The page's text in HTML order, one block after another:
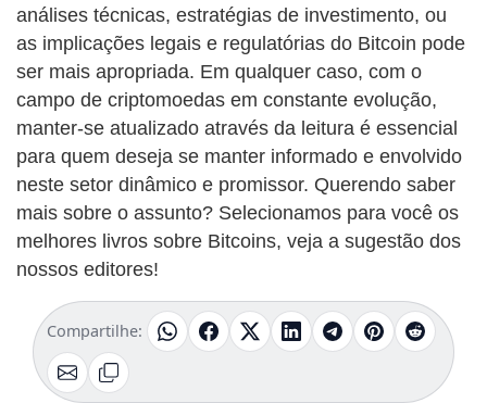
análises técnicas, estratégias de investimento, ou
as implicações legais e regulatórias do Bitcoin pode
ser mais apropriada. Em qualquer caso, com o
campo de criptomoedas em constante evolução,
manter-se atualizado através da leitura é essencial
para quem deseja se manter informado e envolvido
neste setor dinâmico e promissor. Querendo saber
mais sobre o assunto? Selecionamos para você os
melhores livros sobre Bitcoins, veja a sugestão dos
nossos editores!
Compartilhe: